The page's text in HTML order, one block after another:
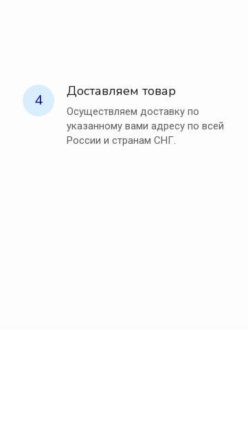
4 Доставляем товар
Осуществляем доставку по
указанному вами адресу по всей
России и странам СНГ.